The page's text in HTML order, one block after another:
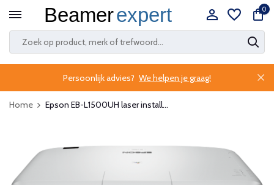
0
Persoonlijk advies? We helpen je graag!
Home Epson EB-L1500UH laser install...